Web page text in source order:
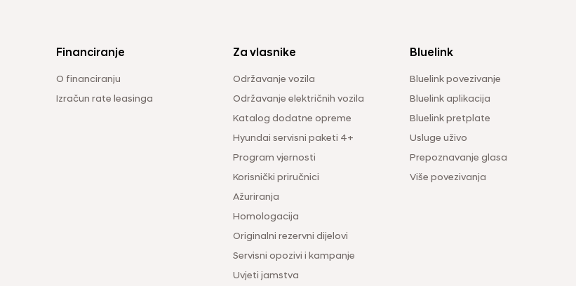
Financiranje
O financiranju
Izračun rate leasinga
Za vlasnike
Održavanje vozila
Održavanje električnih vozila
Katalog dodatne opreme
Hyundai servisni paketi 4+
Program vjernosti
Korisnički priručnici
Ažuriranja
Homologacija
Originalni rezervni dijelovi
Servisni opozivi i kampanje
Uvjeti jamstva
Bluelink
Bluelink povezivanje
Bluelink aplikacija
Bluelink pretplate
Usluge uživo
Prepoznavanje glasa
Više povezivanja